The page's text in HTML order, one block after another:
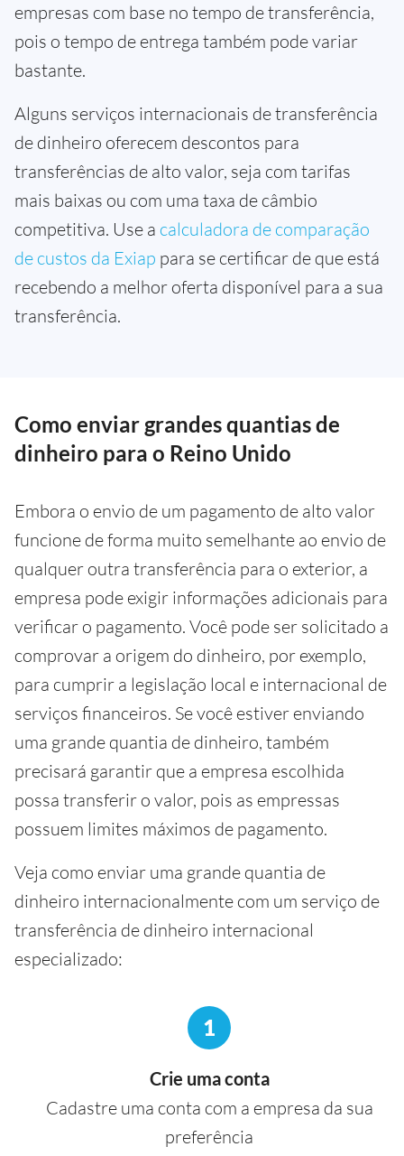
empresas com base no tempo de transferência,
pois o tempo de entrega também pode variar
bastante.
Alguns serviços internacionais de transferência
de dinheiro oferecem descontos para
transferências de alto valor, seja com tarifas
mais baixas ou com uma taxa de câmbio
competitiva. Use a calculadora de comparação
de custos da Exiap para se certificar de que está
recebendo a melhor oferta disponível para a sua
transferência.
Como enviar grandes quantias de
dinheiro para o Reino Unido
Embora o envio de um pagamento de alto valor
funcione de forma muito semelhante ao envio de
qualquer outra transferência para o exterior, a
empresa pode exigir informações adicionais para
verificar o pagamento. Você pode ser solicitado a
comprovar a origem do dinheiro, por exemplo,
para cumprir a legislação local e internacional de
serviços financeiros. Se você estiver enviando
uma grande quantia de dinheiro, também
precisará garantir que a empresa escolhida
possa transferir o valor, pois as empressas
possuem limites máximos de pagamento.
Veja como enviar uma grande quantia de
dinheiro internacionalmente com um serviço de
transferência de dinheiro internacional
especializado:
1
Crie uma conta
Cadastre uma conta com a empresa da sua
preferência